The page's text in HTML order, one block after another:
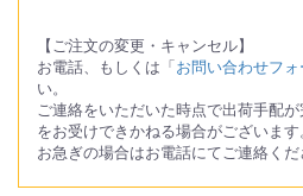
【ご注文の変更・キャンセル】
お電話、もしくは「お問い合わせフォ
い。
ご連絡をいただいた時点で出荷手配
をお受けできかねる場合がございます。
お急ぎの場合はお電話にてご連絡くだ